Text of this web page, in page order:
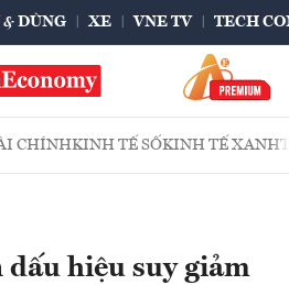
DÙNG XE VNE TV TECH
CHÍNHKINH TẾ SỐKINH TẾ XANH
hiệu suy giảm